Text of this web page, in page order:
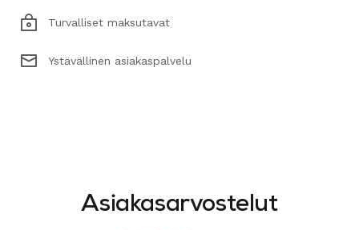
Turvalliset maksutavat
Ystävällinen asiakaspalvelu
Asiakasarvostelut